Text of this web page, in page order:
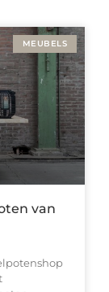
MEUBELS
van